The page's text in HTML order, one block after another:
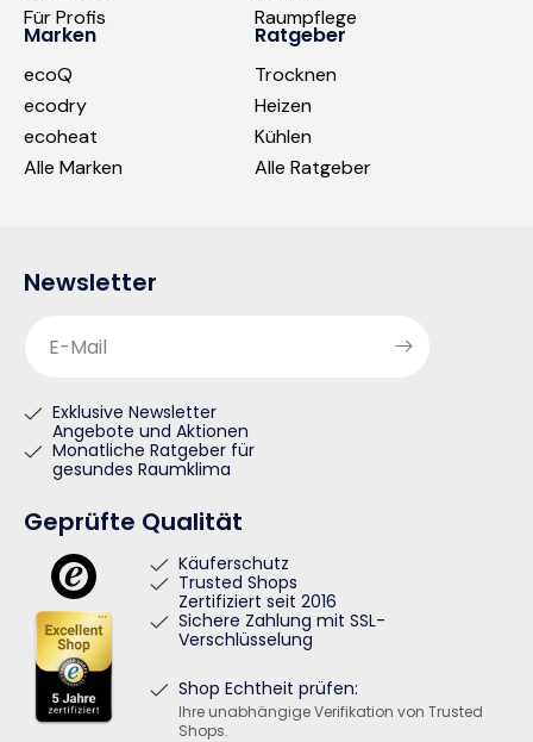
Für Profis
Raumpflege
Marken
ecoQ
ecodry
ecoheat
Alle Marken
Ratgeber
Trocknen
Heizen
Kühlen
Alle Ratgeber
Newsletter
E-Mail
Exklusive Newsletter
Angebote und Aktionen
Monatliche Ratgeber für
gesundes Raumklima
Geprüfte Qualität
Käuferschutz
Trusted Shops
Zertifiziert seit 2016
Sichere Zahlung mit SSL-
Verschlüsselung
Shop Echtheit prüfen:
Ihre unabhängige Verifikation von Trusted
Shops.